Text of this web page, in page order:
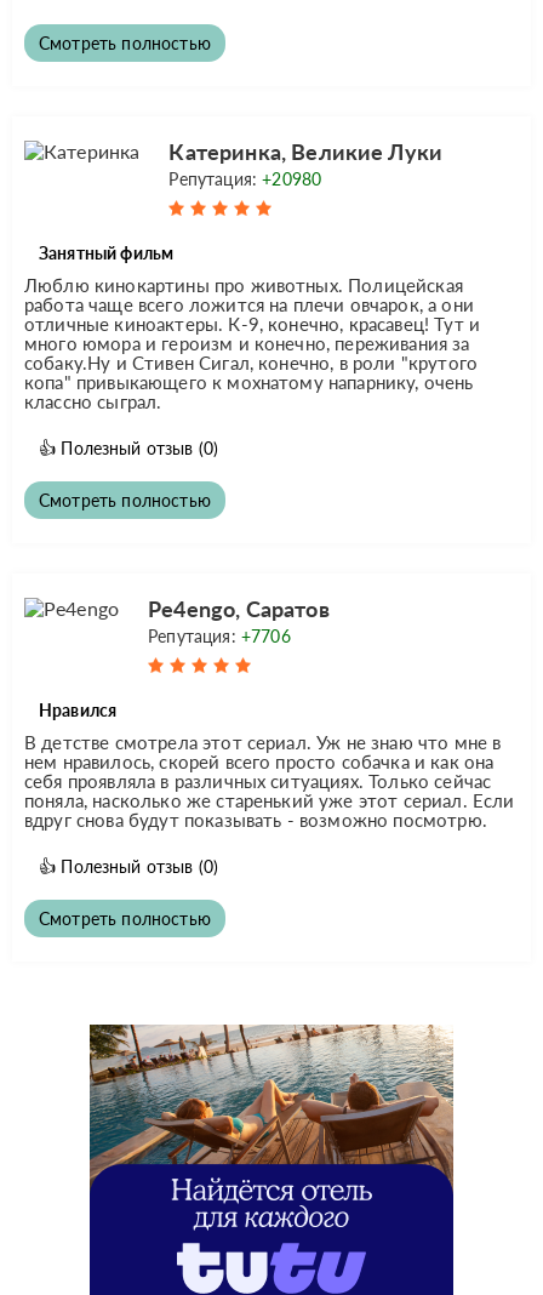
Смотреть полностью
Катеринка, Великие Луки
Репутация:+20980
Занятный фильм
Люблю кинокартины про животных. Полицейская
работа чаще всего ложится на плечи овчарок, а они
отличные киноактеры. К-9, конечно, красавец! Тут и
много юмора и героизм и конечно, переживания за
собаку.Ну и Стивен Сигал, конечно, в роли "крутого
копа" привыкающего к мохнатому напарнику, очень
классно сыграл.
👍 Полезный отзыв (0)
Смотреть полностью
Pe4engo, Саратов
Репутация: +7706
Нравился
В детстве смотрела этот сериал. Уж не знаю что мне в
нем нравилось, скорей всего просто собачка и как она
себя проявляла в различных ситуациях. Только сейчас
поняла, насколько же старенький уже этот сериал. Если
вдруг снова будут показывать - возможно посмотрю.
👍 Полезный отзыв (0)
Смотреть полностью